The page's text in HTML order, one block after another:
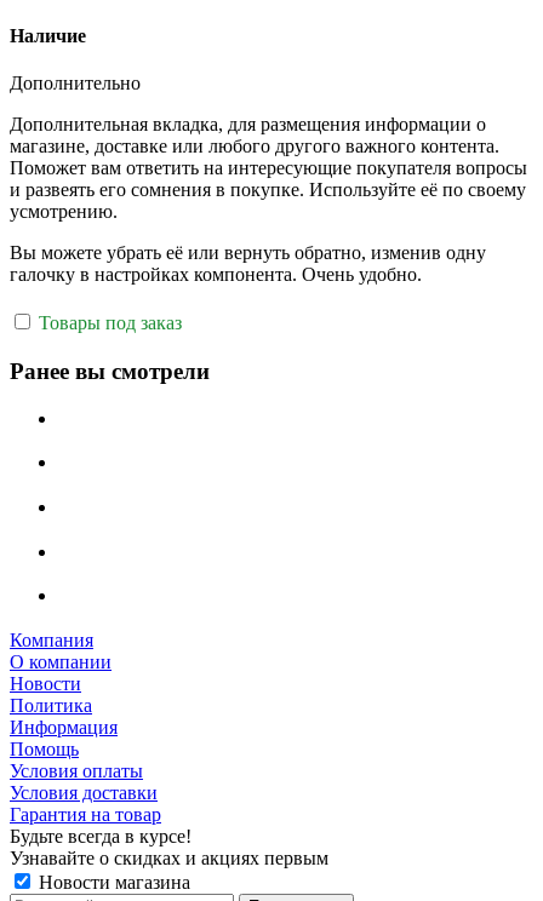
Наличие
Дополнительно
Дополнительная вкладка, для размещения информации о
магазине, доставке или любого другого важного контента.
Поможет вам ответить на интересующие покупателя вопросы
и развеять его сомнения в покупке. Используйте её по своему
усмотрению.
Вы можете убрать её или вернуть обратно, изменив одну
галочку в настройках компонента. Очень удобно.
Товары под заказ
Ранее вы смотрели
Компания
О компании
Новости
Политика
Информация
Помощь
Условия оплаты
Условия доставки
Гарантия на товар
Будьте всегда в курсе!
Узнавайте о скидках и акциях первым
Новости магазина